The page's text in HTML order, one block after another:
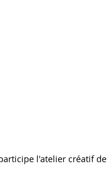
l'atelier créatif de